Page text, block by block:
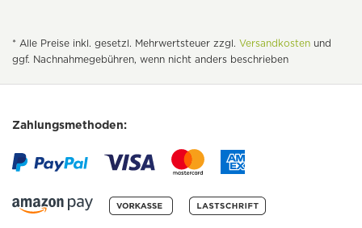
* Alle Preise inkl. gesetzl. Mehrwertsteuer zzgl. Versandkosten und
ggf. Nachnahmegebühren, wenn nicht anders beschrieben
Zahlungsmethoden: